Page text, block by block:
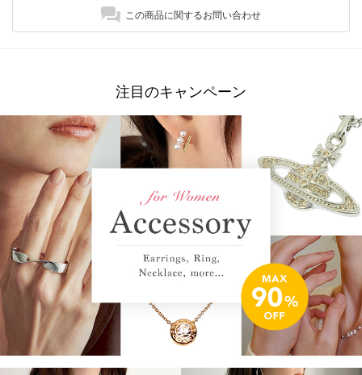
この商品に関するお問い合わせ
注目のキャンペーン